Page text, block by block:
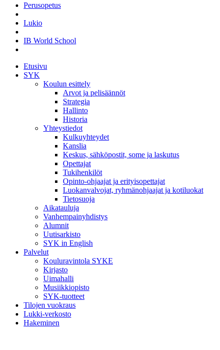
Perusopetus
Lukio
IB World School
Etusivu
SYK
Koulun esittely
Arvot ja pelisäännöt
Strategia
Hallinto
Historia
Yhteystiedot
Kulkuyhteydet
Kanslia
Keskus, sähköpostit, some ja laskutus
Opettajat
Tukihenkilöt
Opinto-ohjaajat ja erityisopettajat
Luokanvalvojat, ryhmänohjaajat ja kotiluokat
Tietosuoja
Aikatauluja
Vanhempainyhdistys
Alumnit
Uutisarkisto
SYK in English
Palvelut
Kouluravintola SYKE
Kirjasto
Uimahalli
Musiikkiopisto
SYK-tuotteet
Tilojen vuokraus
Lukki-verkosto
Hakeminen